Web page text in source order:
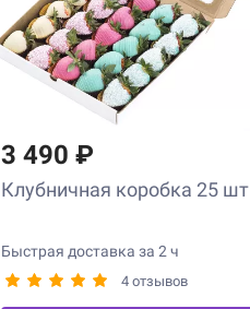
3 490 ₽
Клубничная коробка 25 шт
Быстрая доставка за 2 ч
4 отзывов